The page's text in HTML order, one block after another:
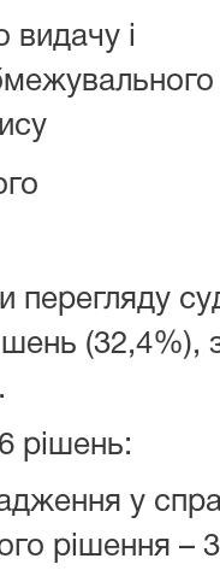
видачу і
(32,4%),
у
рішення –